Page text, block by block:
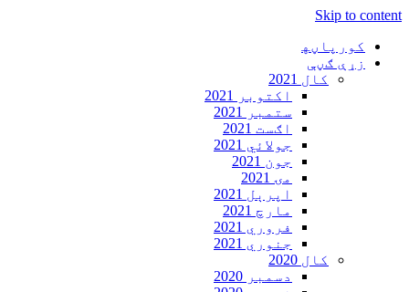
Skip to content
کورپاڼه‍
زړې ګڼې
کال 2021
اکتوبر 2021
ستمبر 2021
اګست 2021
جولائي 2021
جون 2021
مۍ 2021
اپرېل 2021
مارچ 2021
فروري 2021
جنوري 2021
کال 2020
دسمبر 2020